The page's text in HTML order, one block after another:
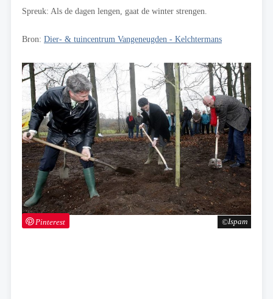
Ispam
Pinterest
Spreuk: Als de dagen lengen, gaat de winter strengen.
Bron: Dier- & tuincentrum Vangeneugden - Kelchtermans